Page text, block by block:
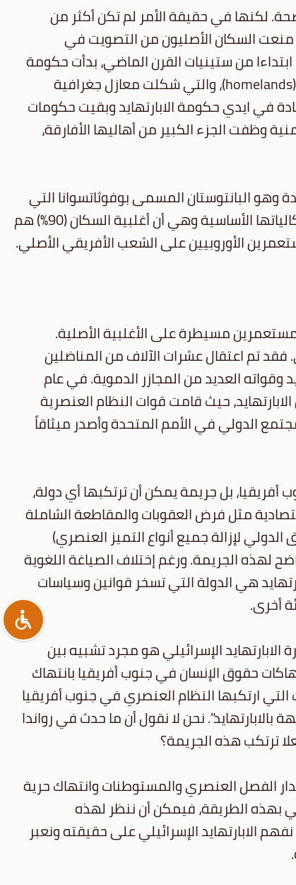
لكنها في حقيقة الأمر لم تكن أكثر من
السكان الأصليون من التصويت في
من ستينيات القرن الماضي، بدأت حكومة
الابرتهايد بتشكيل أو الاعتراف بحكومات بعدد من هذه المناطق، والتي عرفت بالبانتوستانات أو المواطن المستقلة (homelands)، والتي شكلت معازل جغرافية
في ايدي حكومة الابارتهايد وبقيت حكومات
وظفت الجزء الكبير من أهاليها الأفارقة،
وهو البانتوستان المسمى بوفوثاتسوانا التي
فتحت سفارة لها في مدينة تل أبيب. أما على الصعيد الداخلي، فقد نجحت حكومة الابارتهايد بإيجاد حل قانوني لإشكالياتها الأساسية وهي أن أغلبية السكان (90%) هم
الأوروبيين على الشعب الأفريقي الأصلي.
مسيطرة على الأغلبية الأصلية.
تم اعتقال عشرات الآلاف من المناضلين
العديد من المجازر الدموية. في عام
حيث قامت قوات النظام العنصرية
اجتمع المجتمع الدولي في الأمم المتحدة وأصدر ميثاقاً
أفريقيا، بل جريمة يمكن أن ترتكبها أي دولة،
مثل فرض العقوبات والمقاطعة الشاملة
دولية هامة منذ 1976 (مثل ميثاق روما والميثاق الدولي لإزالة جميع أنواع التميز العنصري)
لهذه الجريمة. ورغم إختلاف الصياغة اللغوية
هي الدولة التي تسخر قوانين وسياسات
أخرى.
الإسرائيلي هو مجرد تشبيه بين
حقوق الإنسان في جنوب أفريقيا بانتهاك
ارتكبها النظام العنصري في جنوب أفريقيا
نحن لا نقول أن ما حدث في رواندا
ترتكب هذه الجريمة؟
الفصل العنصري والمستوطنات وانتهاك حرية
بهذه الطريقة، فيمكن أن ننظر لهذه
الابارتهايد الإسرائيلي على حقيقته ونعبر